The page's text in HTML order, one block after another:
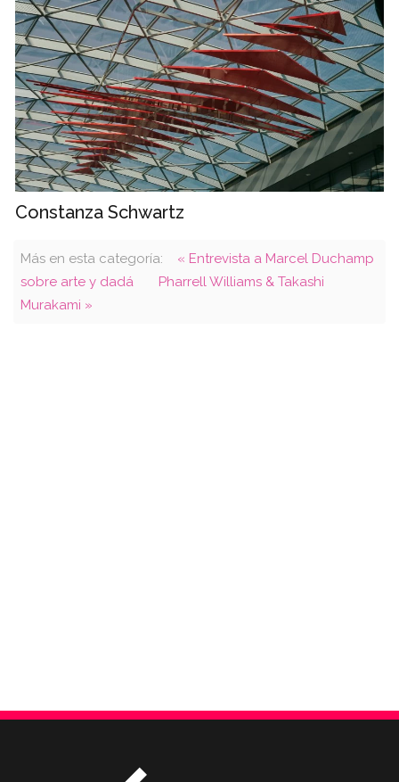
Constanza Schwartz
Más en esta categoría:
« Entrevista a Marcel Duchamp
sobre arte y dadá
Pharrell Williams & Takashi
Murakami »